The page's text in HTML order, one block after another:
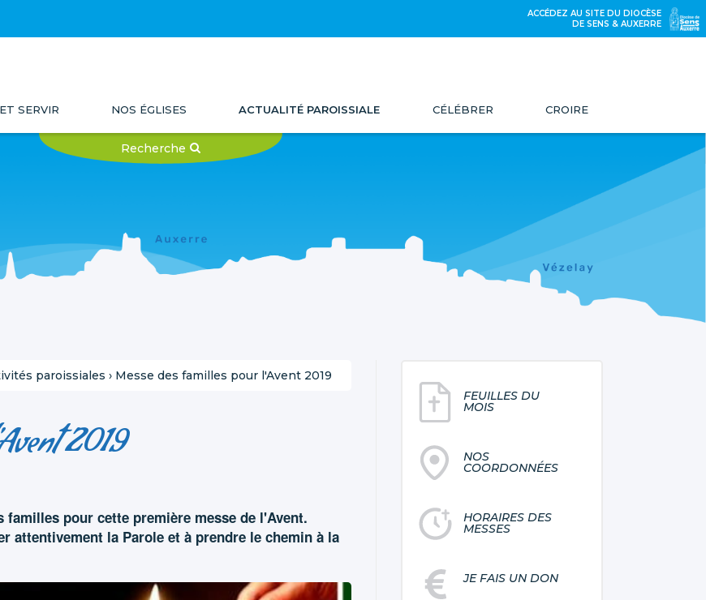
ACCÉDEZ AU SITE DU DIOCÈSE
DE SENS & AUXERRE
ACTUALITÉ PAROISSIALE CÉLÉBRER CROIRE
SERVIR NOS ÉGLISES
Recherche
paroissiales › Messe des familles pour l'Avent 2019
2019
pour cette première messe de l'Avent.
attentivement la Parole et à prendre le chemin à la
FEUILLES DU
MOIS
NOS
COORDONNÉES
HORAIRES DES
MESSES
JE FAIS UN DON